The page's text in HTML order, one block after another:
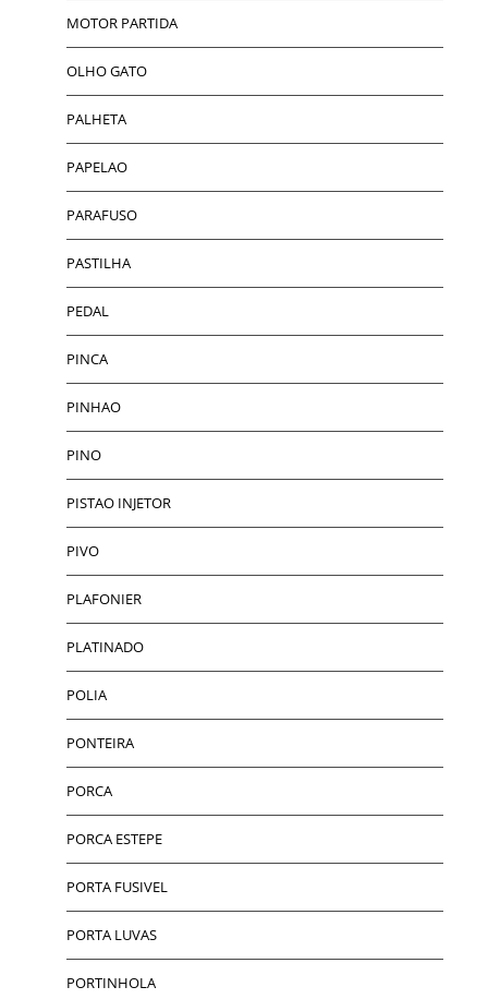
MOTOR PARTIDA
OLHO GATO
PALHETA
PAPELAO
PARAFUSO
PASTILHA
PEDAL
PINCA
PINHAO
PINO
PISTAO INJETOR
PIVO
PLAFONIER
PLATINADO
POLIA
PONTEIRA
PORCA
PORCA ESTEPE
PORTA FUSIVEL
PORTA LUVAS
PORTINHOLA